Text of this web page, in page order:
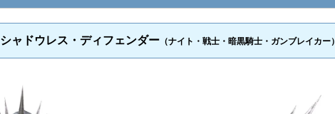
シャドウレス・ディフェンダー（ナイト・戦士・暗黒騎士・ガンブレイカー）